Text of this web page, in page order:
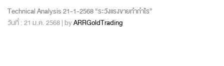
Technical Analysis 21-1-2568 “ระวังแรงขายทำกำไร”
วันที่ : 21 ม.ค. 2568 | byARRGoldTrading